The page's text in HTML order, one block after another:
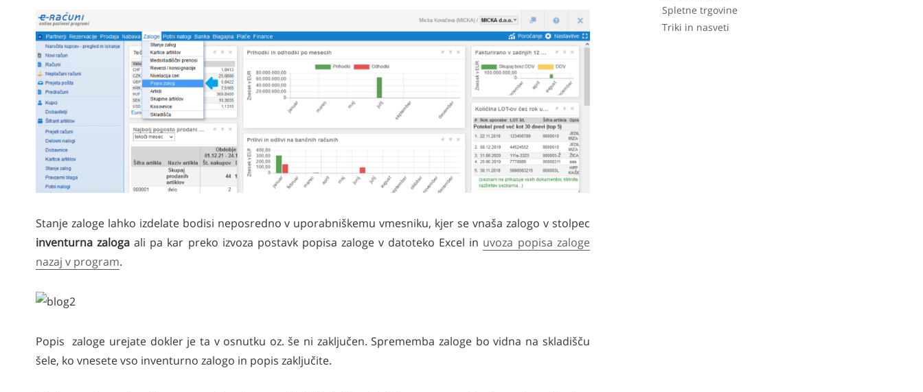
Stanje zaloge lahko izdelate bodisi neposredno v uporabniškemu vmesniku, kjer se vnaša zalogo v stolpec
inventurna zaloga ali pa kar preko izvoza postavk popisa zaloge v datoteko Excel in uvoza popisa zaloge
nazaj v program.
Popis zaloge urejate dokler je ta v osnutku oz. še ni zaključen. Sprememba zaloge bo vidna na skladišču
šele, ko vnesete vso inventurno zalogo in popis zaključite.
Spletne trgovine
Triki in nasveti